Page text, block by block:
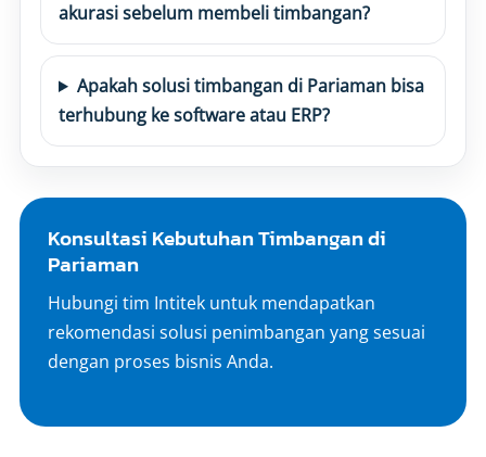
akurasi sebelum membeli timbangan?
Apakah solusi timbangan di Pariaman bisa
terhubung ke software atau ERP?
Konsultasi Kebutuhan Timbangan di
Pariaman
Hubungi tim Intitek untuk mendapatkan
rekomendasi solusi penimbangan yang sesuai
dengan proses bisnis Anda.